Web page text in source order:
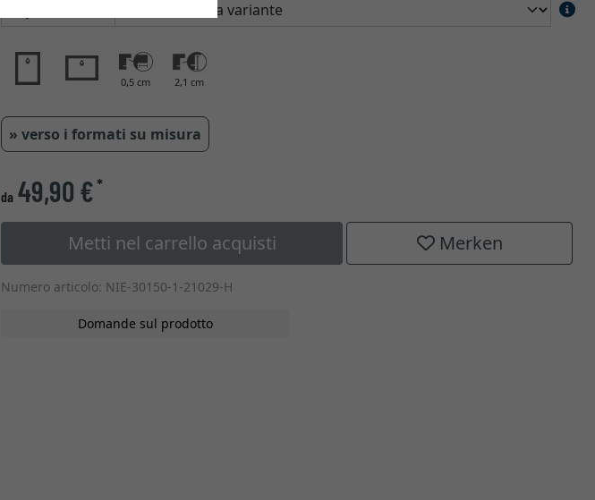
0,5 cm 2,1 cm
» verso i formati su misura
da 49,90 €*
Metti nel carrello acquisti Merken
Numero articolo: NIE-30150-1-21029-H
Domande sul prodotto